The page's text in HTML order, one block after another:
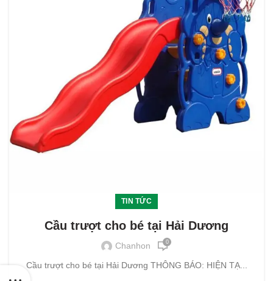
TIN TỨC
Cầu trượt cho bé tại Hải Dương
Chanhon 0
Cầu trượt cho bé tại Hải Dương THÔNG BÁO: HIỆN TẠ...